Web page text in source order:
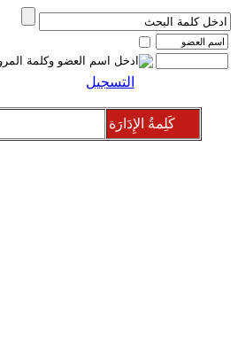
التسجيل
كَلِمةُ الإِدَارَة